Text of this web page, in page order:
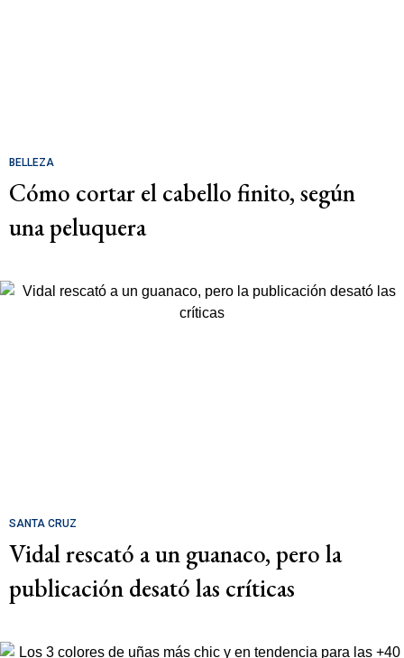
BELLEZA
Cómo cortar el cabello finito, según
una peluquera
SANTA CRUZ
Vidal rescató a un guanaco, pero la
publicación desató las críticas